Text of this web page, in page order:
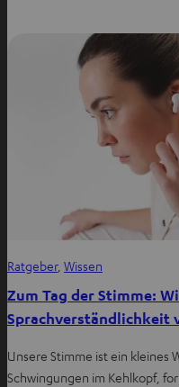
Ratgeber, Wissen
Zum Tag der Stimme:
Sprachverständlichkeit
Unsere Stimme ist ein kleines
Schwingungen im Kehlkopf,